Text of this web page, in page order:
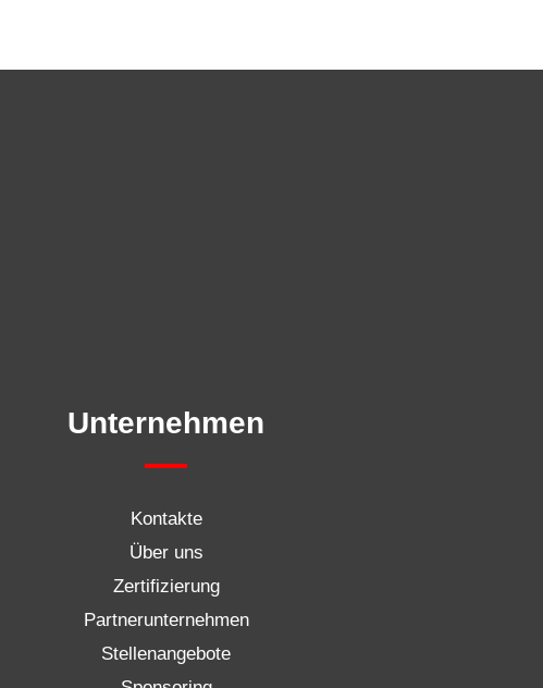
Unternehmen
Kontakte
Über uns
Zertifizierung
Partnerunternehmen
Stellenangebote